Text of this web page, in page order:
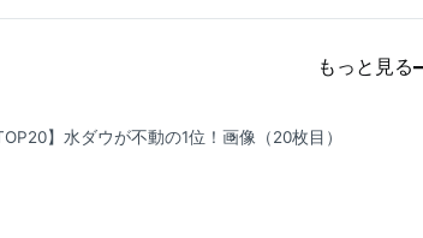
もっと見る
】水ダウが不動の1位！ 画像（20枚目）